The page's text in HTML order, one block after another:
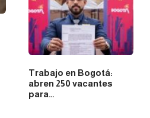
Trabajo en Bogotá:
abren 250 vacantes
para…